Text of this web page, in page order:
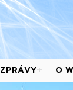
ZPRÁVY O